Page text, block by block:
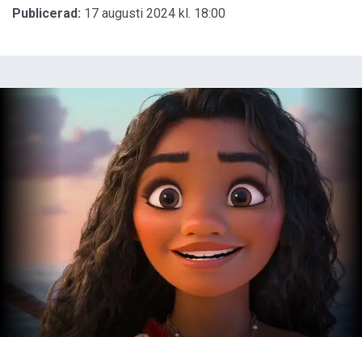
Publicerad: 17 augusti 2024 kl. 18:00